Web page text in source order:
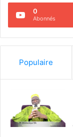
0
Abonnés
Populaire